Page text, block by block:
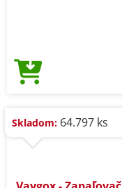
Skladom: 64.797 ks